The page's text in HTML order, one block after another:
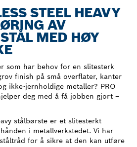
STEEL HEAVY
AV
MED HØY
som har behov for en slitesterk
finish på små overflater, kanter
ikke-jernholdige metaller? PRO
deg med å få jobben gjort –
stålbørste er et slitesterkt
i metallverkstedet. Vi har
for å sikre at den kan utføre